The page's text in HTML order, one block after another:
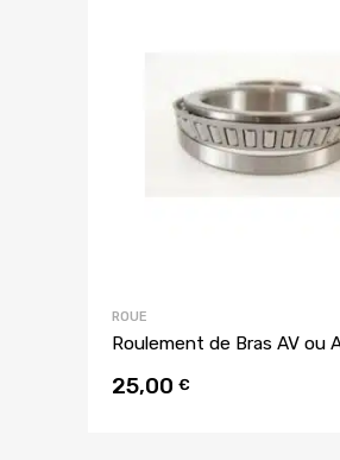
ROUE
Roulement de Bras AV ou
25,00 €